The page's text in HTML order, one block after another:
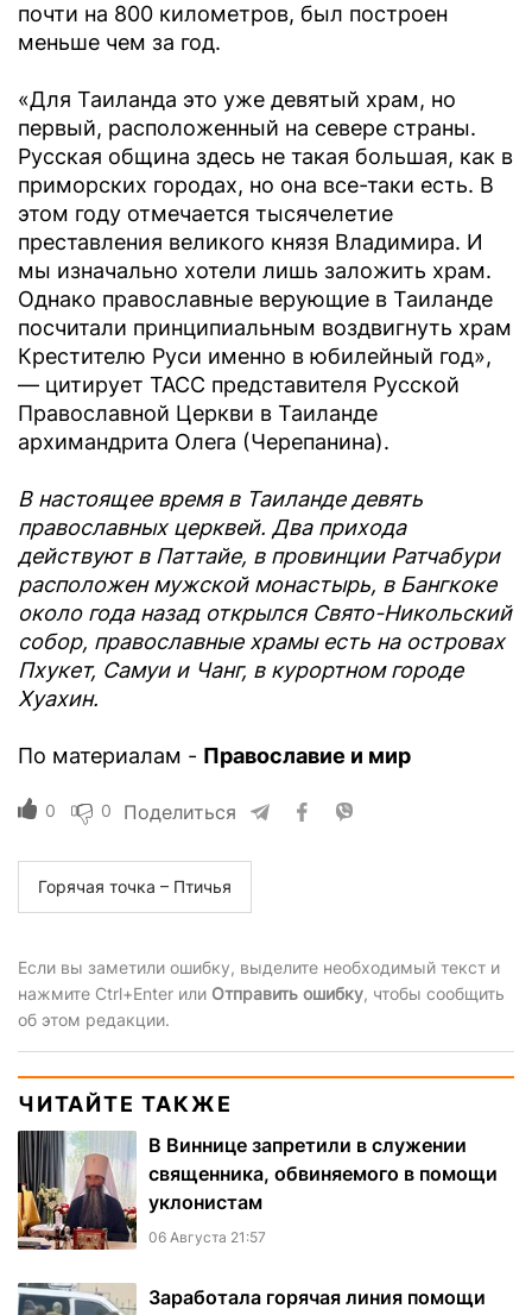
почти на 800 километров, был построен
меньше чем за год.
«Для Таиланда это уже девятый храм, но
первый, расположенный на севере страны.
Русская община здесь не такая большая, как в
приморских городах, но она все-таки есть. В
этом году отмечается тысячелетие
преставления великого князя Владимира. И
мы изначально хотели лишь заложить храм.
Однако православные верующие в Таиланде
посчитали принципиальным воздвигнуть храм
Крестителю Руси именно в юбилейный год»,
— цитирует ТАСС представителя Русской
Православной Церкви в Таиланде
архимандрита Олега (Черепанина).
В настоящее время в Таиланде девять
православных церквей. Два прихода
действуют в Паттайе, в провинции Ратчабури
расположен мужской монастырь, в Бангкоке
около года назад открылся Свято-Никольский
собор, православные храмы есть на островах
Пхукет, Самуи и Чанг, в курортном городе
Хуахин.
По материалам - Православие и мир
0 0 Поделиться
Горячая точка – Птичья
Если вы заметили ошибку, выделите необходимый текст и
нажмите Ctrl+Enter или Отправить ошибку, чтобы сообщить
об этом редакции.
ЧИТАЙТЕ ТАКЖЕ
В Виннице запретили в служении
священника, обвиняемого в помощи
уклонистам
06 Августа 21:57
Заработала горячая линия помощи